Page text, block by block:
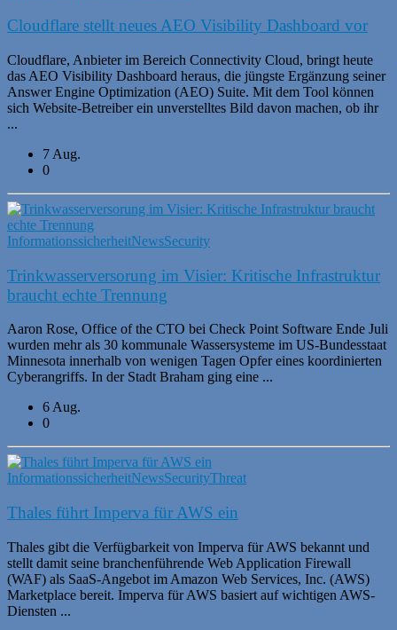
Cloudflare stellt neues AEO Visibility Dashboard vor
Cloudflare, Anbieter im Bereich Connectivity Cloud, bringt heute
das AEO Visibility Dashboard heraus, die jüngste Ergänzung seiner
Answer Engine Optimization (AEO) Suite. Mit dem Tool können
sich Website-Betreiber ein unverstelltes Bild davon machen, ob ihr
...
7 Aug.
0
InformationssicherheitNewsSecurity
Trinkwasserversorung im Visier: Kritische Infrastruktur
braucht echte Trennung
Aaron Rose, Office of the CTO bei Check Point Software Ende Juli
wurden mehr als 30 kommunale Wassersysteme im US-Bundesstaat
Minnesota innerhalb von wenigen Tagen Opfer eines koordinierten
Cyberangriffs. In der Stadt Braham ging eine ...
6 Aug.
0
InformationssicherheitNewsSecurityThreat
Thales führt Imperva für AWS ein
Thales gibt die Verfügbarkeit von Imperva für AWS bekannt und
stellt damit seine branchenführende Web Application Firewall
(WAF) als SaaS-Angebot im Amazon Web Services, Inc. (AWS)
Marketplace bereit. Imperva für AWS basiert auf wichtigen AWS-
Diensten ...